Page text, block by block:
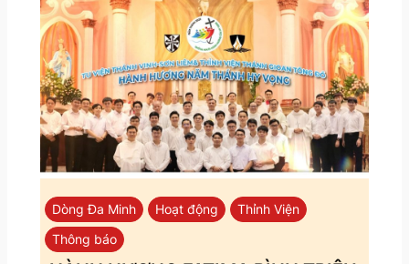
Dòng Đa Minh Hoạt động
Thỉnh Viện
Thông báo